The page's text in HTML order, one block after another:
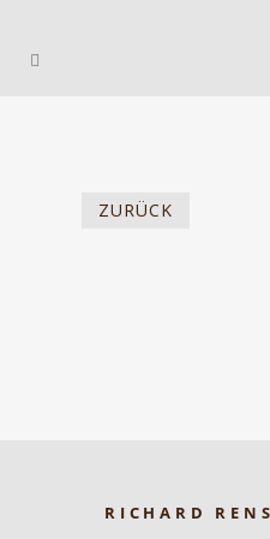
ZURÜCK
RICHARD